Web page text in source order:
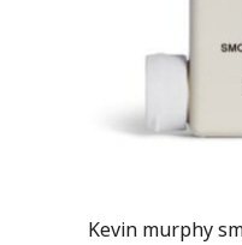
Kevin murphy